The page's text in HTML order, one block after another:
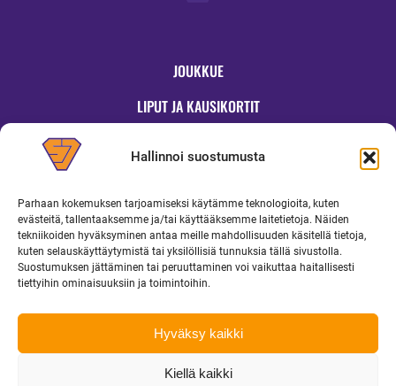
Hallinnoi suostumusta
Parhaan kokemuksen tarjoamiseksi käytämme teknologioita, kuten
evästeitä, tallentaaksemme ja/tai käyttääksemme laitetietoja. Näiden
tekniikoiden hyväksyminen antaa meille mahdollisuuden käsitellä tietoja,
kuten selauskäyttäytymistä tai yksilöllisiä tunnuksia tällä sivustolla.
Suostumuksen jättäminen tai peruuttaminen voi vaikuttaa haitallisesti
tiettyihin ominaisuuksiin ja toimintoihin.
Hyväksy kaikki
Kiellä kaikki
JOUKKUE
LIPUT JA KAUSIKORTIT
OTTELUINFO
UUTISET
YRITYKSILLE
MEDIALLE